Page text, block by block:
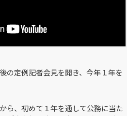
の定例記者会見を開き、今年１年を
ら、初めて１年を通して公務に当た